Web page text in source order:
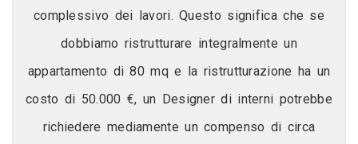
complessivo dei lavori. Questo significa che se
dobbiamo ristrutturare integralmente un
appartamento di 80 mq e la ristrutturazione ha un
costo di 50.000 €, un Designer di interni potrebbe
richiedere mediamente un compenso di circa